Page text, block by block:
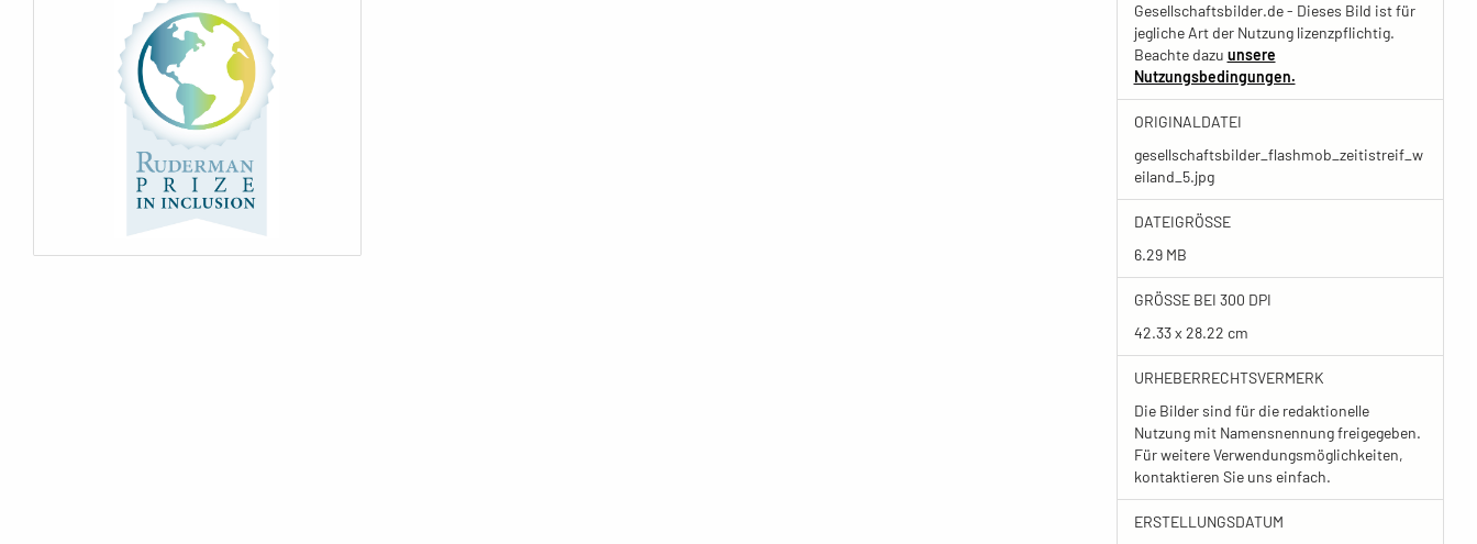
Gesellschaftsbilder.de - Dieses Bild ist für
jegliche Art der Nutzung lizenzpflichtig.
Beachte dazu unsere
Nutzungsbedingungen.
ORIGINALDATEI
gesellschaftsbilder_flashmob_zeitistreif_w
eiland_5.jpg
DATEIGRÖSSE
6.29 MB
GRÖSSE BEI 300 DPI
42.33 x 28.22 cm
URHEBERRECHTSVERMERK
Die Bilder sind für die redaktionelle
Nutzung mit Namensnennung freigegeben.
Für weitere Verwendungsmöglichkeiten,
kontaktieren Sie uns einfach.
ERSTELLUNGSDATUM